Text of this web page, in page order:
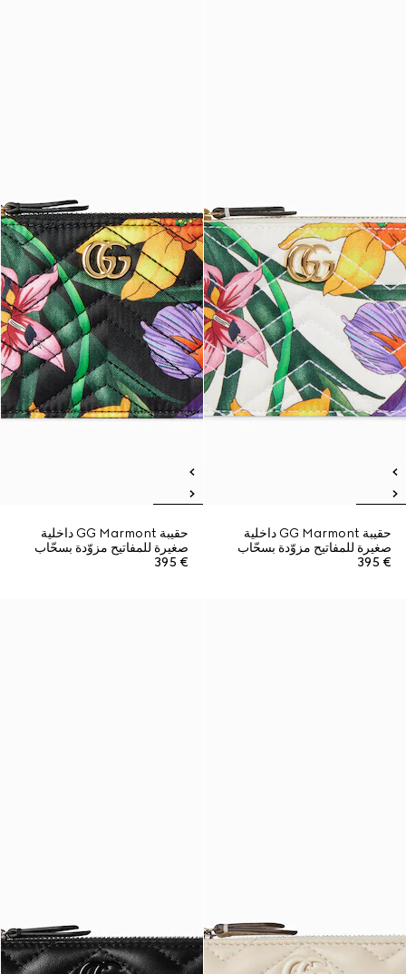
حقيبة GG Marmont داخلية
صغيرة للمفاتيح مزوّدة بسحّاب
€ 395
حقيبة GG Marmont داخلية
صغيرة للمفاتيح مزوّدة بسحّاب
€ 395